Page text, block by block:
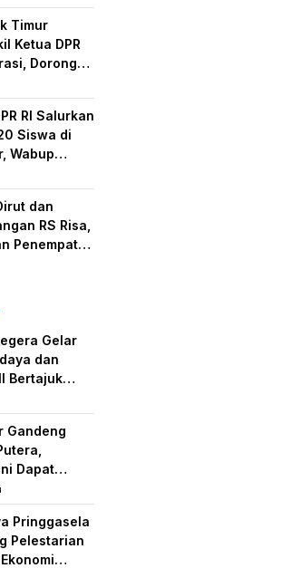
Timur
Ketua DPR
Dorong
untuk
Masyarakat
RI Salurkan
Siswa di
Wabup
dan
RS Risa,
Penempatan
oleh
Gelar
dan
Bertajuk
Gandeng
Dapat
di
Pringgasela
Pelestarian